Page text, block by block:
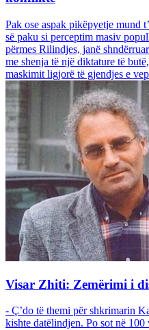
Pak ose aspak pikëpyetje
së paku si perceptim masiv
përmes Rilindjes, janë
me shenja të një diktature të
maskimit ligjorë të gjendjes e
Visar Zhiti: Zemërimi i
- Ç’do të themi për shkrimarin
kishte datëlindjen. Po sot në